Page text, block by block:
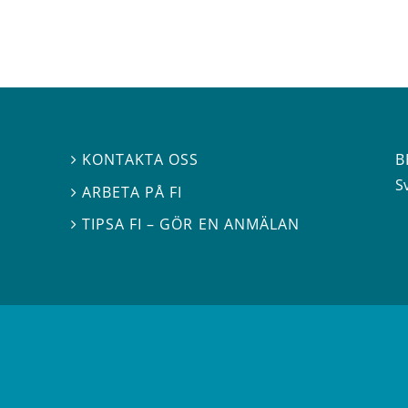
 KONTAKTA OSS
 ARBETA PÅ FI
TIPSA FI – GÖR EN ANMÄLAN